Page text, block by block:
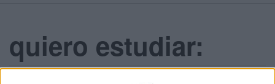
quiero estudiar: